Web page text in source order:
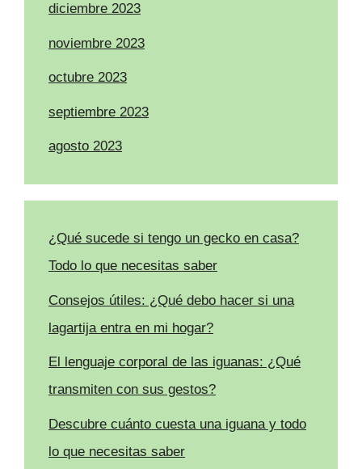
diciembre 2023
noviembre 2023
octubre 2023
septiembre 2023
agosto 2023
¿Qué sucede si tengo un gecko en casa?
Todo lo que necesitas saber
Consejos útiles: ¿Qué debo hacer si una
lagartija entra en mi hogar?
El lenguaje corporal de las iguanas: ¿Qué
transmiten con sus gestos?
Descubre cuánto cuesta una iguana y todo
lo que necesitas saber